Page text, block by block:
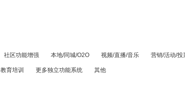
社区功能增强 本地/同城/O2O 视频/直播/音乐 营销/活动/投
教育培训 更多独立功能系统 其他